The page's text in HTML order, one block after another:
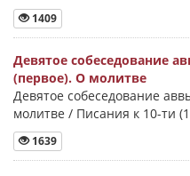
1409
Девятое собеседование
(первое). О молитве
Девятое собеседование
молитве / Писания к 10-ти
1639